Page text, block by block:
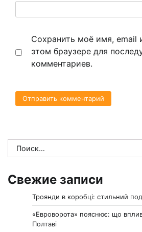
Сохранить моё имя, email
этом браузере для
комментариев.
Найти:
Свежие записи
Троянди в коробці: стильний
«Евроворота» пояснює: що
Полтаві